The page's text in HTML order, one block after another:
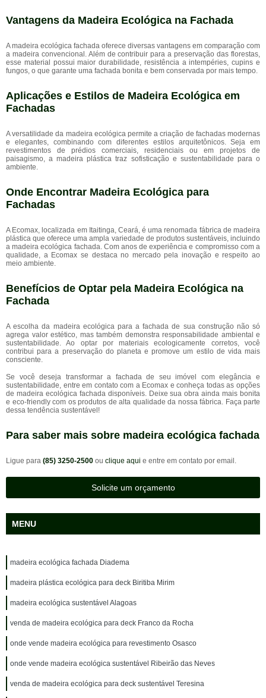
Vantagens da Madeira Ecológica na Fachada
A madeira ecológica fachada oferece diversas vantagens em comparação com
a madeira convencional. Além de contribuir para a preservação das florestas,
esse material possui maior durabilidade, resistência a intempéries, cupins e
fungos, o que garante uma fachada bonita e bem conservada por mais tempo.
Aplicações e Estilos de Madeira Ecológica em
Fachadas
A versatilidade da madeira ecológica permite a criação de fachadas modernas
e elegantes, combinando com diferentes estilos arquitetônicos. Seja em
revestimentos de prédios comerciais, residenciais ou em projetos de
paisagismo, a madeira plástica traz sofisticação e sustentabilidade para o
ambiente.
Onde Encontrar Madeira Ecológica para
Fachadas
A Ecomax, localizada em Itaitinga, Ceará, é uma renomada fábrica de madeira
plástica que oferece uma ampla variedade de produtos sustentáveis, incluindo
a madeira ecológica fachada. Com anos de experiência e compromisso com a
qualidade, a Ecomax se destaca no mercado pela inovação e respeito ao
meio ambiente.
Benefícios de Optar pela Madeira Ecológica na
Fachada
A escolha da madeira ecológica para a fachada de sua construção não só
agrega valor estético, mas também demonstra responsabilidade ambiental e
sustentabilidade. Ao optar por materiais ecologicamente corretos, você
contribui para a preservação do planeta e promove um estilo de vida mais
consciente.
Se você deseja transformar a fachada de seu imóvel com elegância e
sustentabilidade, entre em contato com a Ecomax e conheça todas as opções
de madeira ecológica fachada disponíveis. Deixe sua obra ainda mais bonita
e eco-friendly com os produtos de alta qualidade da nossa fábrica. Faça parte
dessa tendência sustentável!
Para saber mais sobre madeira ecológica fachada
Ligue para (85) 3250-2500 ou clique aqui e entre em contato por email.
Solicite um orçamento
MENU
madeira ecológica fachada Diadema
madeira plástica ecológica para deck Biritiba Mirim
madeira ecológica sustentável Alagoas
venda de madeira ecológica para deck Franco da Rocha
onde vende madeira ecológica para revestimento Osasco
onde vende madeira ecológica sustentável Ribeirão das Neves
venda de madeira ecológica para deck sustentável Teresina